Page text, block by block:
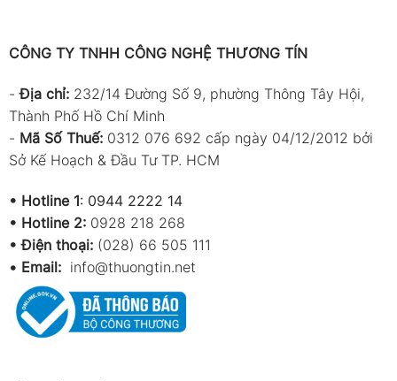
CÔNG TY TNHH CÔNG NGHỆ THƯƠNG TÍN
-Địa chỉ: 232/14 Đường Số 9, phường Thông Tây Hội,
Thành Phố Hồ Chí Minh
- Mã Số Thuế: 0312 076 692 cấp ngày 04/12/2012 bởi
Sở Kế Hoạch & Đầu Tư TP. HCM
• Hotline 1: 0944 2222 14
• Hotline 2: 0928 218 268
• Điện thoại: (028) 66 505 111
• Email: info@thuongtin.net